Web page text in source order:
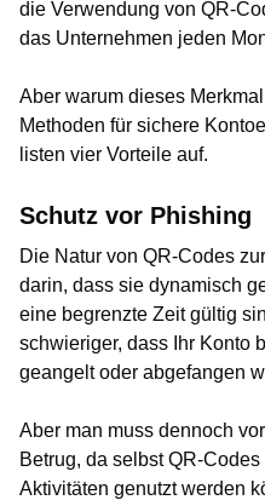
die Verwendung von QR-
das Unternehmen jeden
Aber warum dieses
Methoden für sichere
listen vier Vorteile auf.
Schutz vor Phishing
Die Natur von QR-Codes
darin, dass sie dynamisch
eine begrenzte Zeit gültig
schwieriger, dass Ihr Konto
geangelt oder abgefangen
Aber man muss dennoch
Betrug, da selbst QR-
Aktivitäten genutzt werden